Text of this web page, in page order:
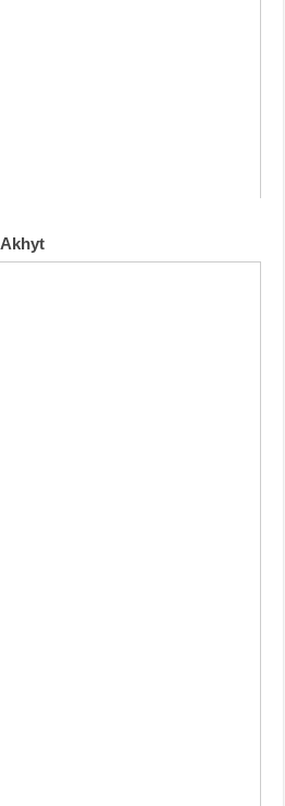
Akhyt